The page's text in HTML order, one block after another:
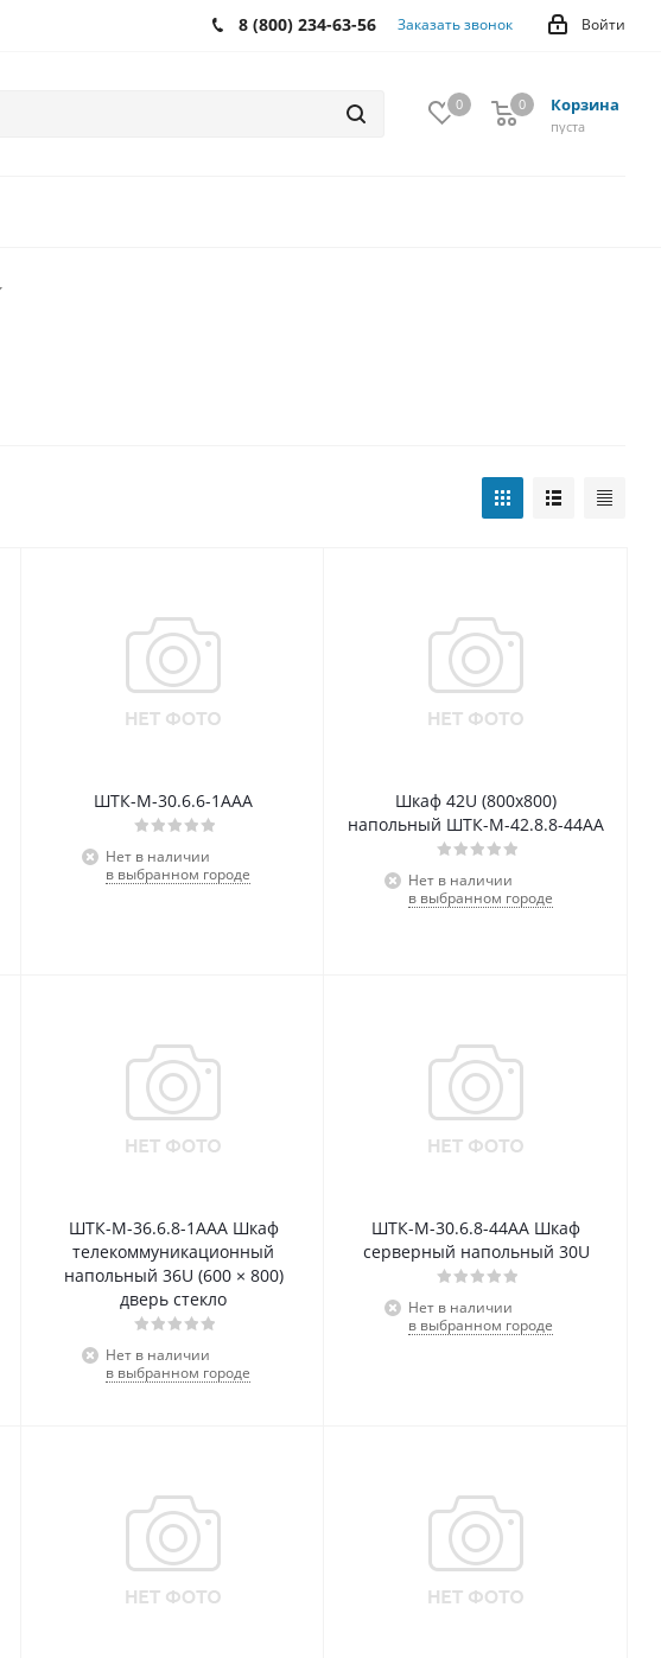
Войти
8 (800) 234-63-56 Заказать звонок
0 Корзина
0
пуста
0
ШТК-М-30.6.6-1AАА
Нет в наличии
в выбранном городе
Шкаф 42U (800x800)
напольный ШТК-М-42.8.8-44АА
Нет в наличии
в выбранном городе
ШТК-М-36.6.8-1ААА Шкаф
телекоммуникационный
напольный 36U (600 × 800)
дверь стекло
Нет в наличии
в выбранном городе
ШТК-М-30.6.8-44АА Шкаф
серверный напольный 30U
Нет в наличии
в выбранном городе